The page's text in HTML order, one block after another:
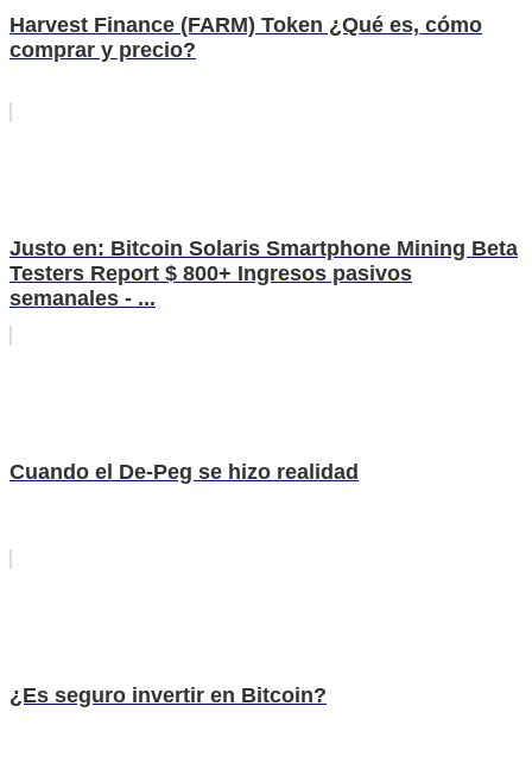
Harvest Finance (FARM) Token ¿Qué es, cómo
comprar y precio?
Justo en: Bitcoin Solaris Smartphone Mining Beta
Testers Report $ 800+ Ingresos pasivos
semanales - ...
Cuando el De-Peg se hizo realidad
¿Es seguro invertir en Bitcoin?